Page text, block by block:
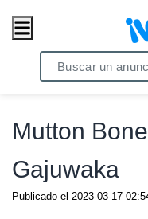
/ Comercio / Anuncios
Mutton
Gajuwaka
Publicado el 2023-03-17